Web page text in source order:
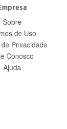
Sobre
de Uso
Privacidade
Conosco
Ajuda